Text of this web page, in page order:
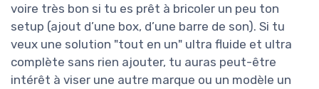
voire très bon si tu es prêt à bricoler un peu ton
setup (ajout d’une box, d’une barre de son). Si tu
veux une solution "tout en un" ultra fluide et ultra
complète sans rien ajouter, tu auras peut-être
intérêt à viser une autre marque ou un modèle un